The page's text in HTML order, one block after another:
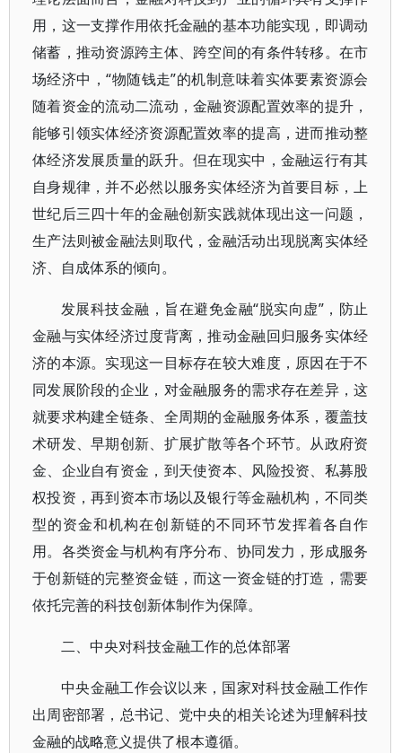
用，这一支撑作用依托金融的基本功能实现，即调动
储蓄，推动资源跨主体、跨空间的有条件转移。在市
场经济中，“物随钱走”的机制意味着实体要素资源会
随着资金的流动二流动，金融资源配置效率的提升，
能够引领实体经济资源配置效率的提高，进而推动整
体经济发展质量的跃升。但在现实中，金融运行有其
自身规律，并不必然以服务实体经济为首要目标，上
世纪后三四十年的金融创新实践就体现出这一问题，
生产法则被金融法则取代，金融活动出现脱离实体经
济、自成体系的倾向。
发展科技金融，旨在避免金融“脱实向虚”，防止
金融与实体经济过度背离，推动金融回归服务实体经
济的本源。实现这一目标存在较大难度，原因在于不
同发展阶段的企业，对金融服务的需求存在差异，这
就要求构建全链条、全周期的金融服务体系，覆盖技
术研发、早期创新、扩展扩散等各个环节。从政府资
金、企业自有资金，到天使资本、风险投资、私募股
权投资，再到资本市场以及银行等金融机构，不同类
型的资金和机构在创新链的不同环节发挥着各自作
用。各类资金与机构有序分布、协同发力，形成服务
于创新链的完整资金链，而这一资金链的打造，需要
依托完善的科技创新体制作为保障。
二、中央对科技金融工作的总体部署
中央金融工作会议以来，国家对科技金融工作作
出周密部署，总书记、党中央的相关论述为理解科技
金融的战略意义提供了根本遵循。